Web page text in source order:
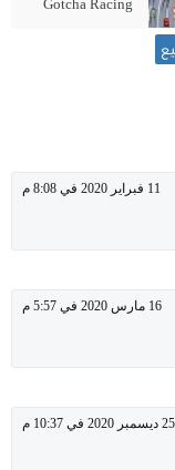
Gotcha Racing
11 فبراير 2020 في 8:08 م
16 مارس 2020 في 5:57 م
25 ديسمبر 2020 في 10:37 م